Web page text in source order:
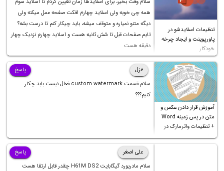
تنظیمات اسلایدشو در
پاورپوینت و ایجاد چرخه
خودکار
سلام وقت بخیر، برای اسلایدها زمان تعیین کردم تا اسلاید سوم
همه چی خوبه ولی اسلاید چهارم افکت صفحه عمل میکنه ولی
دیگه متنو نمیاره و متوقف میشه، باید چیکار کنم تا درست بشه؟
تایم صفحات قبل تا شش ثانیه هست و اسلاید چهارم نزدیک چهار
دقیقه هست
آموزش قرار دادن عکس و
متن در پس زمینه Word
+ تنظیمات واترمارک در
ورد
غزل
سلام قسمت custom watermark فعال نیست بابد چکار
کنیم؟؟؟
پاسخ
علی اصغر
سلام مادربورد گیگابایت H61M DS2 چقدر قابل ارتقا هست
پاسخ